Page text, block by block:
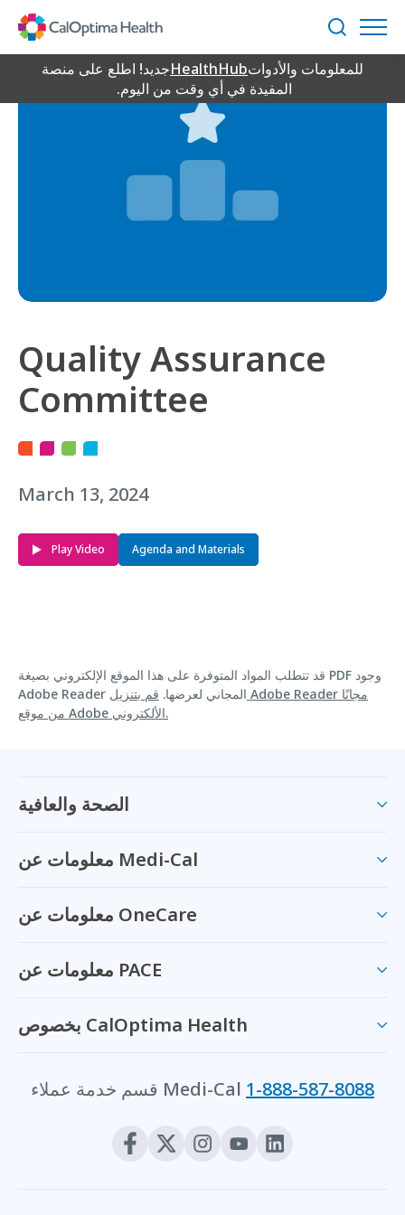
Content
بحث
جديد! اطلع على منصةHealthHubللمعلومات والأدوات
المفيدة في أي وقت من اليوم.
Quality Assurance
Committee
March 13, 2024
Play Video Agenda and Materials
قد تتطلب المواد المتوفرة على هذا الموقع الإلكتروني بصيغة PDF وجود
Adobe Reader المجاني لعرضها. قم بتنزيل Adobe Reader مجانًا
من موقع Adobe الألكتروني.
الصحة والعافية
معلومات عن Medi-Cal
معلومات عن OneCare
معلومات عن PACE
بخصوص CalOptima Health
قسم خدمة عملاء Medi-Cal 1-888-587-8088